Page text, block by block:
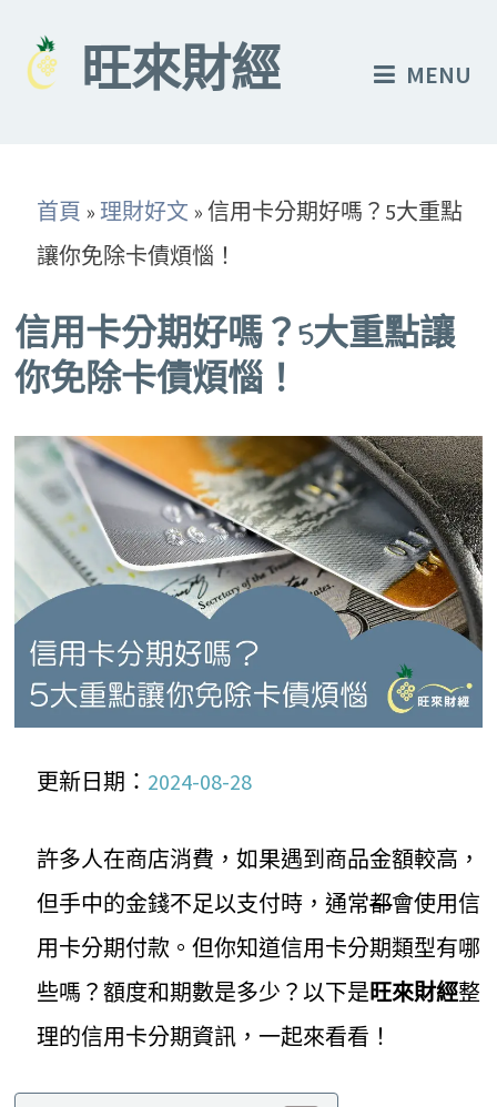
content
旺來財經 MENU
首頁 »理財好文 »信用卡分期好嗎？5大重點
讓你免除卡債煩惱！
信用卡分期好嗎？5大重點讓
你免除卡債煩惱！
更新日期： 2024-08-28
許多人在商店消費，如果遇到商品金額較高，
但手中的金錢不足以支付時，通常都會使用信
用卡分期付款。但你知道信用卡分期類型有哪
些嗎？額度和期數是多少？以下是旺來財經整
理的信用卡分期資訊，一起來看看！